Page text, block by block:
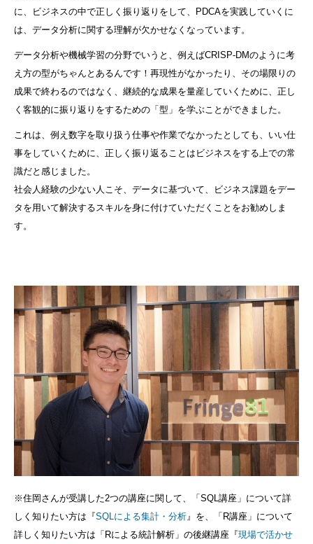
に、ビジネスの中で正しく振り返りをして、PDCAを実践していくに
は、データ分析に関する理解が欠かせなくなっています。
データ分析や機械学習の分野でいうと、例えばCRISP-DMのように考
え方の型がちゃんとあるんです！再現性がなかったり、その場限りの
成果で終わるのではなく、継続的な成果を量産していくために、正し
く客観的に振り返りをするための「型」を学ぶことができました。
これは、例え数字を取り扱う仕事や作業でなかったとしても、いい仕
事をしていくために、正しく振り返ることはビジネスをする上での常
識だと感じました。
社会人経験の少ない人こそ、データに基づいて、ビジネス課題をデー
タを用いて解決するスキルを身に付けていただくことをお勧めしま
す。
※住岡さんが受講した2つの講座に関して、「SQL講座」について詳
しく知りたい方は『SQLによる集計・分析』を、「R講座」について
詳しく知りたい方は「Rによる統計解析」の後継講座『現場で活かせ